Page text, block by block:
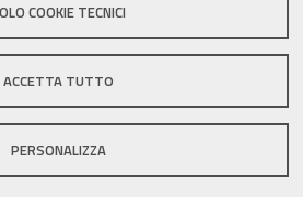
COOKIE TECNICI
ACCETTA TUTTO
PERSONALIZZA
di Zola Predosa
|Accessibilità